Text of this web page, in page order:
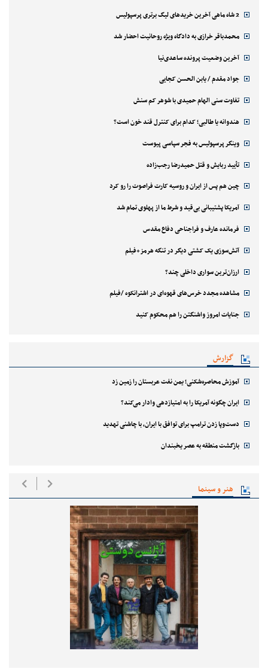
2 شاه ماهی آخرین خریدهای لیگ برتری پرسپولیس
محمدباقر خرازی به دادگاه ویژه روحانیت احضار شد
آخرین وضعیت پرونده ساعدی‌نیا
جواد مقدم / یابن الحسن کجایی
تفاوت سنی الهام حمیدی با شوهر کم سنش
هندوانه یا طالبی؛ کدام‌ برای کنترل قند خون است؟
وینگر پرسپولیس به فجر سپاسی پیوست
تأیید ربایش و قتل حمیدرضا رجب‌زاده
چین هم پس از ایران و روسیه کارت فراصوت را رو کرد
آمریکا پشتیبانی بی‌قید و شرط ما از پهلوی تمام شد
فرمانده عارف و فراجناحی دفاع مقدس
آتش‌سوزی یک کشتی دیگر در تنگه هرمز+فیلم
ارزان‌ترین سواری داخلی چند؟
مشاهده مجدد خرس‌های قهوه‌ای در اشترانکوه /فیلم
جنایات امروز واشنگتن را هم محکوم کنید
گزارش
آموزش محاصره‌شکنی؛ یمن نفت عربستان را زمین زد
ایران چگونه آمریکا را به امتیازدهی وادار می‌کند؟
دست‌وپا زدن ترامپ برای توافق با ایران، با چاشنی تهدید
بازگشت منطقه به عصر یخبندان
هنر و سینما